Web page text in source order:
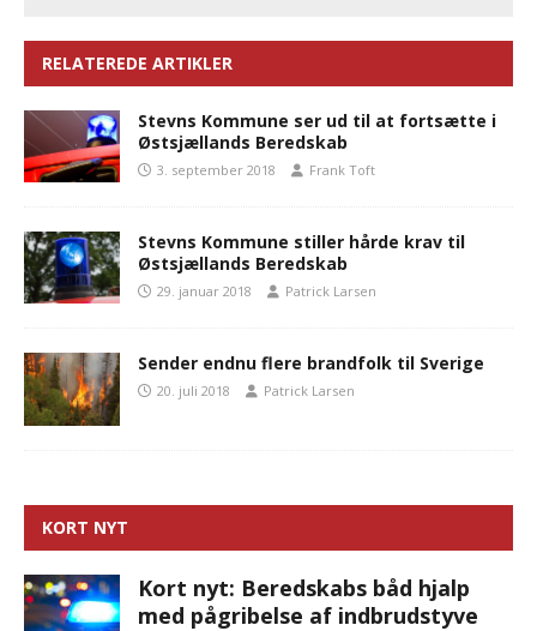
RELATEREDE ARTIKLER
Stevns Kommune ser ud til at fortsætte i
Østsjællands Beredskab
3. september 2018 Frank Toft
Stevns Kommune stiller hårde krav til
Østsjællands Beredskab
29. januar 2018 Patrick Larsen
Sender endnu flere brandfolk til Sverige
20. juli 2018 Patrick Larsen
KORT NYT
Kort nyt: Beredskabs båd hjalp
med pågribelse af indbrudstyve